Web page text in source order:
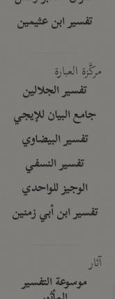
تفسير ابن عثيمين
مركَّزة العبارة
تفسير الجلالين
جامع البيان للإيجي
تفسير البيضاوي
تفسير النسفي
الوجيز للواحدي
تفسير ابن أبي زمنين
آثار
موسوعة التفسير